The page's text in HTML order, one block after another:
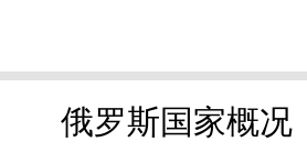
俄罗斯国家概况